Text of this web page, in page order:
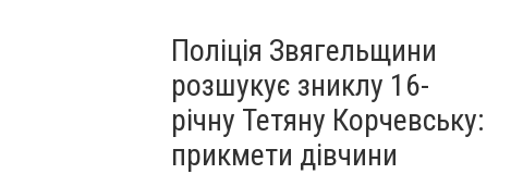
Поліція Звягельщини
розшукує зниклу 16-
річну Тетяну Корчевську:
прикмети дівчини